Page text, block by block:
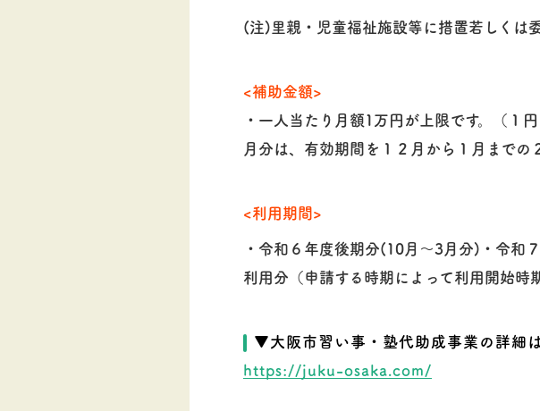
(注)里親・児童福祉施設等に措置若しくは
<補助金額>
・一人当たり月額1万円が上限です。（１
月分は、有効期間を１２月から１月までの
<利用期間>
・令和６年度後期分(10月～3月分)・令和
利用分（申請する時期によって利用開始時
▼大阪市習い事・塾代助成事業の詳細
https://juku-osaka.com/